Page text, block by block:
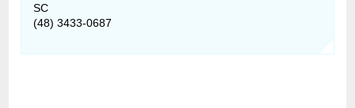
SC
(48) 3433-0687